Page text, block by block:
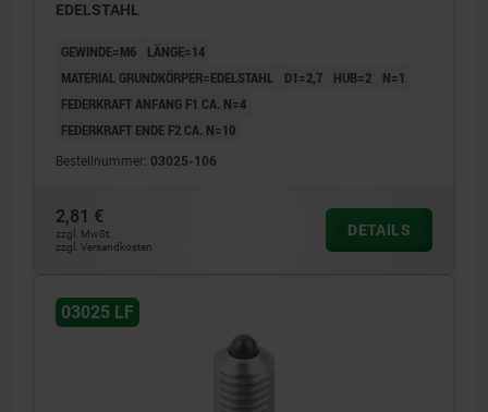
EDELSTAHL
GEWINDE=M6
LÄNGE=14
MATERIAL GRUNDKÖRPER=EDELSTAHL
D1=2,7 HUB=2
N=1
FEDERKRAFT ANFANG F1 CA. N=4
FEDERKRAFT ENDE F2 CA. N=10
Bestellnummer: 03025-106
2,81 €
zzgl. MwSt.
zzgl. Versandkosten
DETAILS
03025 LF